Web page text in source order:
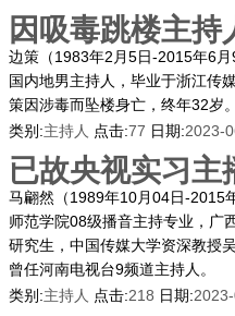
因吸毒跳楼主
边策（1983年2月5日-2015年6
国内地男主持人，毕业于浙江传
策因涉毒而坠楼身亡，终年32岁。
类别:主持人 点击:77 日期:2023-
已故央视实习主
马翩然（1989年10月04日-2015
师范学院08级播音主持专业，广
研究生，中国传媒大学资深教授
曾任河南电视台9频道主持人。
类别:主持人 点击:218 日期: